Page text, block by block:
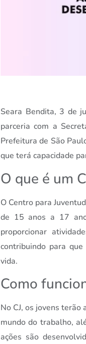
Seara Bendita, 3 de
parceria com a
Prefeitura de São
que terá capacidade
O que é um
O Centro para
de 15 anos a 17
proporcionar
contribuindo para
vida.
Como
No CJ, os jovens
mundo do trabalho,
ações são